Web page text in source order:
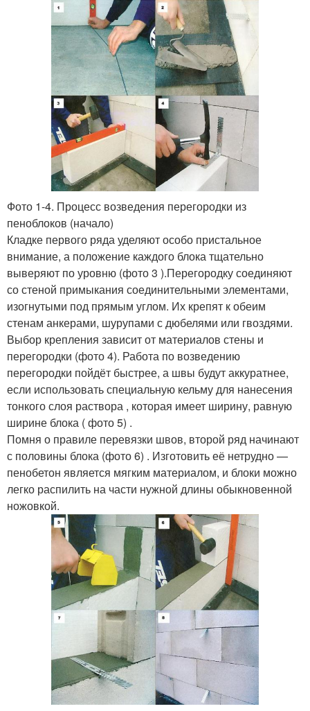
Фото 1-4. Процесс возведения перегородки из
пеноблоков (начало)
Кладке первого ряда уделяют особо пристальное
внимание, а положение каждого блока тщательно
выверяют по уровню (фото 3 ).Перегородку соединяют
со стеной примыкания соединительными элементами,
изогнутыми под прямым углом. Их крепят к обеим
стенам анкерами, шурупами с дюбелями или гвоздями.
Выбор крепления зависит от материалов стены и
перегородки (фото 4). Работа по возведению
перегородки пойдёт быстрее, а швы будут аккуратнее,
если использовать специальную кельму для нанесения
тонкого слоя раствора , которая имеет ширину, равную
ширине блока ( фото 5) .
Помня о правиле перевязки швов, второй ряд начинают
с половины блока (фото 6) . Изготовить её нетрудно —
пенобетон является мягким материалом, и блоки можно
легко распилить на части нужной длины обыкновенной
ножовкой.